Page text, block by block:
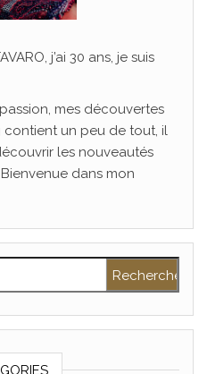
j’ai 30 ans, je suis
mes découvertes
contient un peu de tout, il
les nouveautés
dans mon